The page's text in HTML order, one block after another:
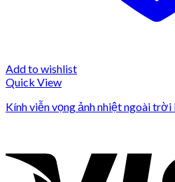
Add to wishlist
Quick View
Kính viễn vọng ảnh nhiệt ngoài